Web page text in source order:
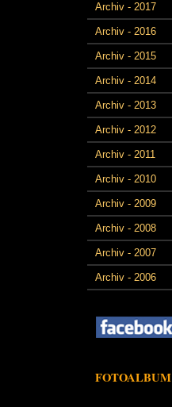
Archiv - 2017
Archiv - 2016
Archiv - 2015
Archiv - 2014
Archiv - 2013
Archiv - 2012
Archiv - 2011
Archiv - 2010
Archiv - 2009
Archiv - 2008
Archiv - 2007
Archiv - 2006
FOTOALBUM